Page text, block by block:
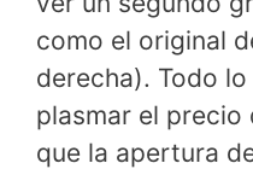
como el original
derecha). Todo
plasmar el precio
que la apertura